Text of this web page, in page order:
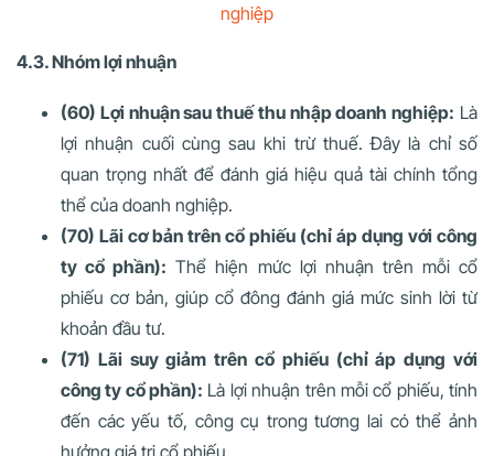
nghiệp
4.3. Nhóm lợi nhuận
(60) Lợi nhuận sau thuế thu nhập doanh nghiệp: Là
lợi nhuận cuối cùng sau khi trừ thuế. Đây là chỉ số
quan trọng nhất để đánh giá hiệu quả tài chính tổng
thể của doanh nghiệp.
(70) Lãi cơ bản trên cổ phiếu (chỉ áp dụng với công
ty cổ phần): Thể hiện mức lợi nhuận trên mỗi cổ
phiếu cơ bản, giúp cổ đông đánh giá mức sinh lời từ
khoản đầu tư.
(71) Lãi suy giảm trên cổ phiếu (chỉ áp dụng với
công ty cổ phần): Là lợi nhuận trên mỗi cổ phiếu, tính
đến các yếu tố, công cụ trong tương lai có thể ảnh